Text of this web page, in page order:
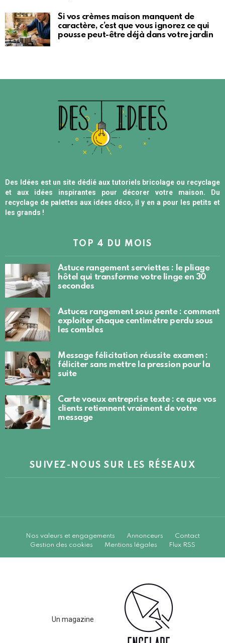
Si vos crèmes maison manquent de
caractère, c’est que vous ignorez ce qui
pousse peut-être déjà dans votre jardin
Des Idées est un site dédié aux tutoriels bricolage ou recyclage
et aux idées inspirantes pour décorer votre maison. Du
recyclage de palettes aux idées déco, il y en a pour les petits et
les grands !
TOP 4 DU MOIS
Astuce rangement serviettes : le pliage
hôtel qui transforme votre linge en 30
secondes
Astuces rangement sous pente : comment
exploiter chaque centimètre perdu sous
les combles
Message félicitation réussite examen :
féliciter sans mettre la pression pour la
suite
Carte voeux entreprise texte : ce que vos
clients retiennent vraiment de votre
message
SUIVEZ-NOUS SUR LES RÉSEAUX
Nos valeurs et engagements Annonceurs
Contact
Gestion des cookies
Mentions légales Flux RSS
Un magazine